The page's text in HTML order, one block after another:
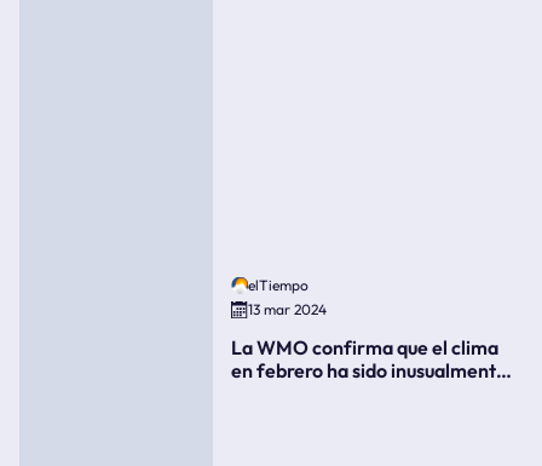
elTiempo
13 mar 2024
La WMO confirma que el clima
en febrero ha sido inusualmente